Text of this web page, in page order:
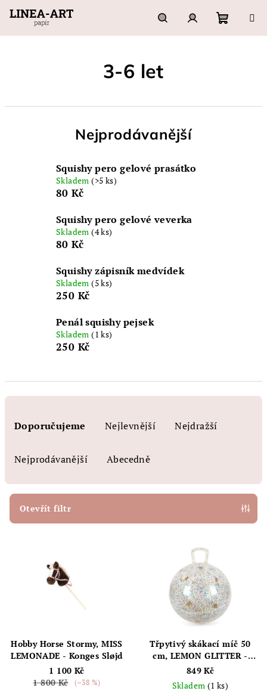
HledatPřihlášení
3-6 let
Nejprodávanější
Squishy pero gelové prasátko
Skladem(>5 ks)
80 Kč
Squishy pero gelové veverka
Skladem(4 ks)
80 Kč
Squishy zápisník medvídek
Skladem(5 ks)
250 Kč
Penál squishy pejsek
Skladem(1 ks)
250 Kč
r
Doporučujeme Nejlevnější Nejdražší
Nejprodávanější Abecedně
Otevřít filtr
o
Hobby Horse Stormy, MISS
LEMONADE - Konges Sløjd
1 100 Kč
1 800 Kč
(–38 %)
Třpytivý skákací míč 50
cm, LEMON GLITTER -
Konges Sløjd
849 Kč
Skladem (1 ks)